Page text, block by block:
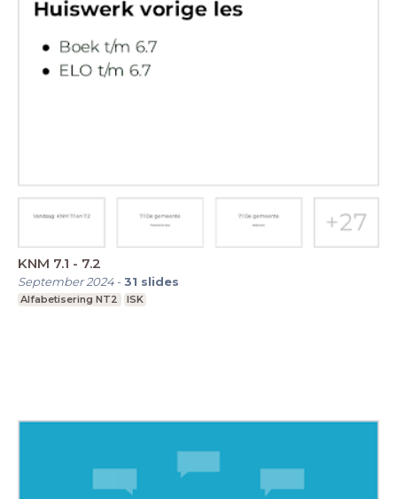
KNM 7.1 - 7.2
September 2024-31 slides
Alfabetisering NT2 ISK